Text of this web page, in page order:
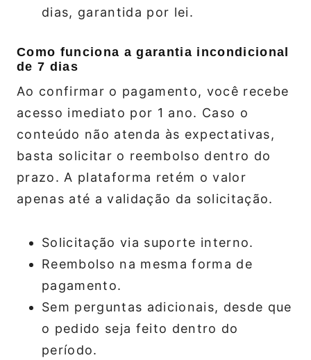
dias, garantida por lei.
Como funciona a garantia incondicional
de 7 dias
Ao confirmar o pagamento, você recebe
acesso imediato por 1 ano. Caso o
conteúdo não atenda às expectativas,
basta solicitar o reembolso dentro do
prazo. A plataforma retém o valor
apenas até a validação da solicitação.
Solicitação via suporte interno.
Reembolso na mesma forma de
pagamento.
Sem perguntas adicionais, desde que
o pedido seja feito dentro do
período.